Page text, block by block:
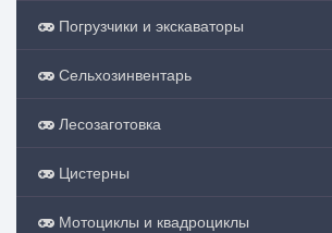
Погрузчики и экскаваторы
Сельхозинвентарь
Лесозаготовка
Цистерны
Мотоциклы и квадроциклы